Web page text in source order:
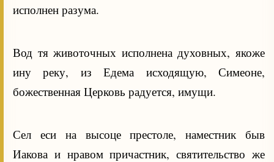
исполнен разума.
Вод тя животочных исполнена духовных, якоже
ину реку, из Едема исходящую, Симеоне,
божественная Церковь радуется, имущи.
Сел еси на высоце престоле, наместник быв
Иакова и нравом причастник, святительство же